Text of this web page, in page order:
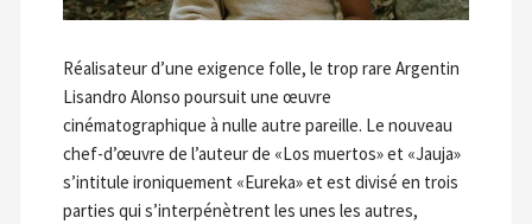
Réalisateur d’une exigence folle, le trop rare Argentin
Lisandro Alonso poursuit une œuvre
cinématographique à nulle autre pareille. Le nouveau
chef-d’œuvre de l’auteur de «Los muertos» et «Jauja»
s’intitule ironiquement «Eureka» et est divisé en trois
parties qui s’interpénètrent les unes les autres,